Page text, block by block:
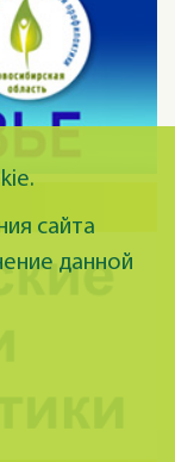
сайта
данной